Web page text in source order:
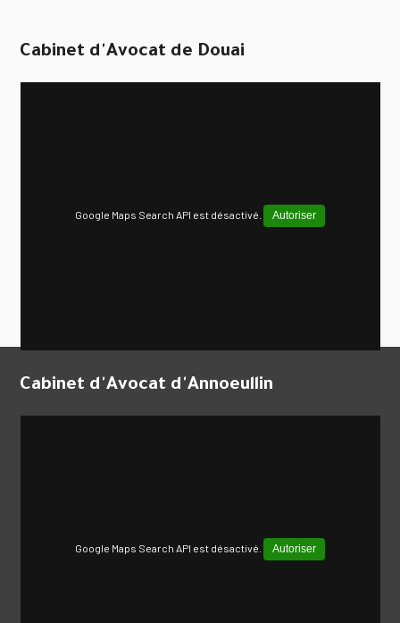
Cabinet d'Avocat de Douai
Google Maps Search API est désactivé. Autoriser
Cabinet d'Avocat d'Annoeullin
Google Maps Search API est désactivé. Autoriser